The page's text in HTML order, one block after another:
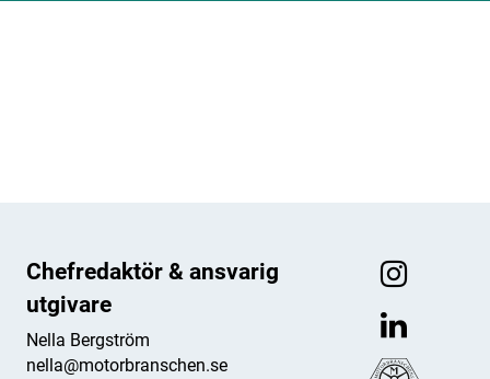
Chefredaktör & ansvarig
utgivare
Nella Bergström
nella@motorbranschen.se